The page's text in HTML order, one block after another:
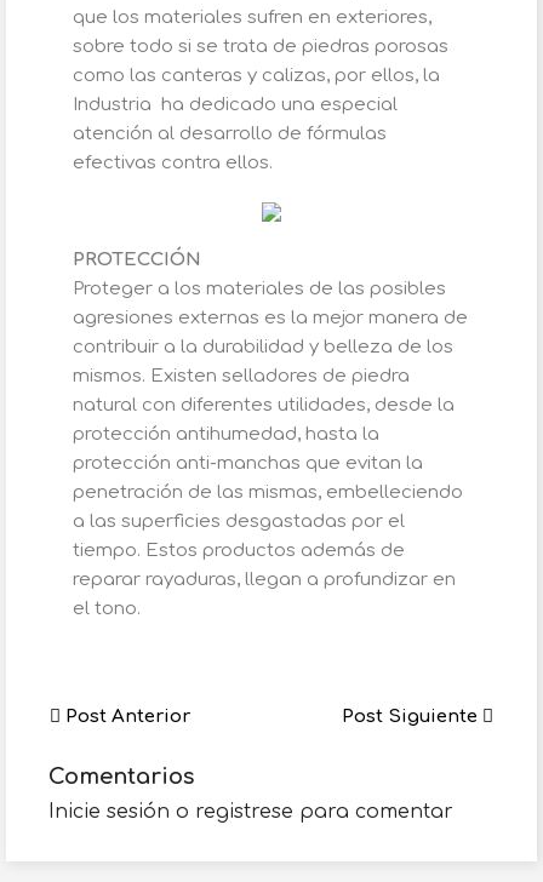
que los materiales sufren en exteriores,
sobre todo si se trata de piedras porosas
como las canteras y calizas, por ellos, la
Industria ha dedicado una especial
atención al desarrollo de fórmulas
efectivas contra ellos.
PROTECCIÓN
Proteger a los materiales de las posibles
agresiones externas es la mejor manera de
contribuir a la durabilidad y belleza de los
mismos. Existen selladores de piedra
natural con diferentes utilidades, desde la
protección antihumedad, hasta la
protección anti-manchas que evitan la
penetración de las mismas, embelleciendo
a las superficies desgastadas por el
tiempo. Estos productos además de
reparar rayaduras, llegan a profundizar en
el tono.
Post Anterior Post Siguiente
Comentarios
Inicie sesión o registrese para comentar